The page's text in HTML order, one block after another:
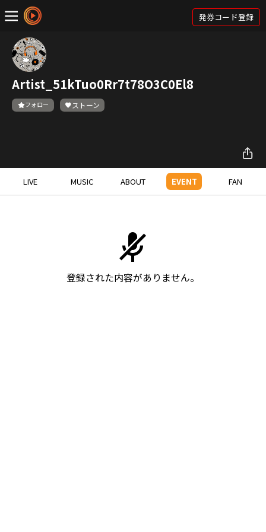
発券コード登録
Artist_51kTuo0Rr7t78O3C0El8
フォロー ストーン
LIVE MUSIC ABOUT EVENT FAN
登録された内容がありません。